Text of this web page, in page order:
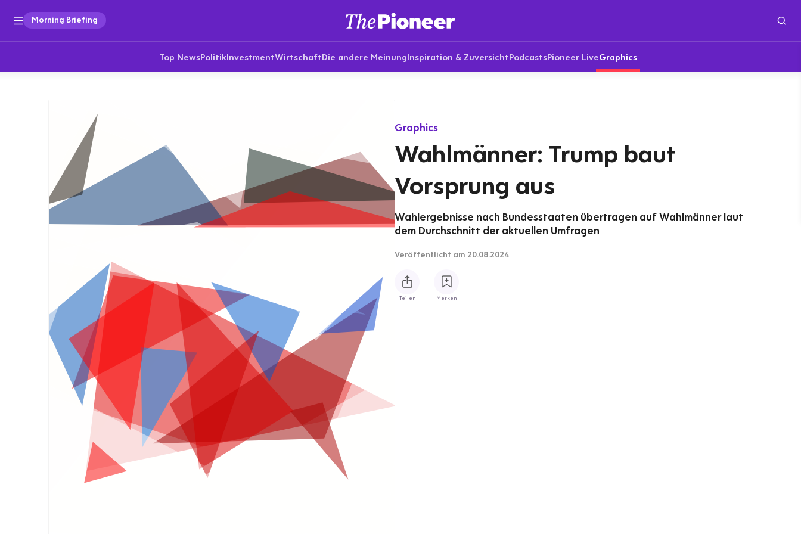
Morning Briefing
Top NewsPolitikInvestmentWirtschaftDie andere MeinungInspiration & ZuversichtPodcastsPioneer LiveGraphics
Graphics
Wahlmänner: Trump baut
Vorsprung aus
Wahlergebnisse nach Bundesstaaten übertragen auf Wahlmänner laut
dem Durchschnitt der aktuellen Umfragen
Veröffentlicht am 20.08.2024
Teilen Merken